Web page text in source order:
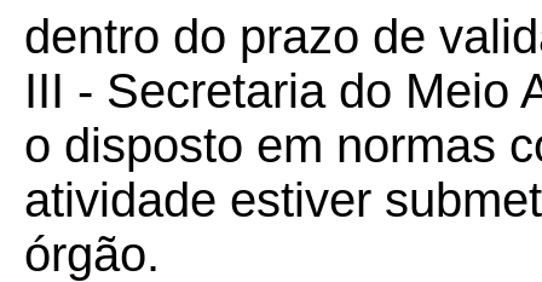
dentro do prazo de
III - Secretaria do Meio
o disposto em normas
atividade estiver
órgão.